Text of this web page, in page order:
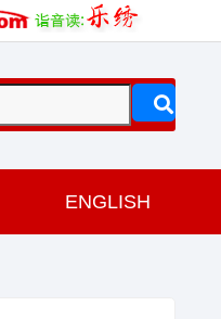
ENGLISH